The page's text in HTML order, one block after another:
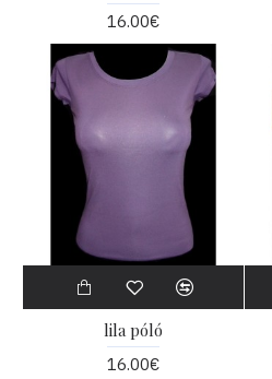
16.00€
lila póló
16.00€